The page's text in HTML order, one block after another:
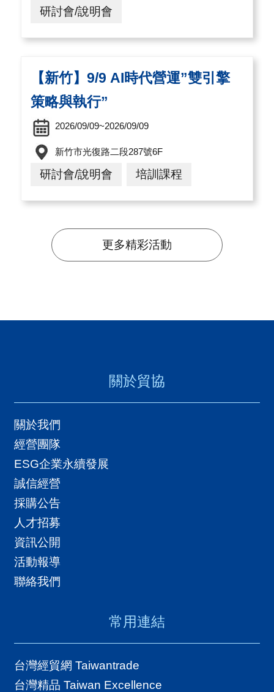
研討會/說明會
【新竹】9/9 AI時代營運”雙引擎
策略與執行”
2026/09/09~2026/09/09
新竹市光復路二段287號6F
研討會/說明會 培訓課程
更多精彩活動
關於貿協
關於我們
經營團隊
ESG企業永續發展
誠信經營
採購公告
人才招募
資訊公開
活動報導
聯絡我們
常用連結
台灣經貿網 Taiwantrade
台灣精品 Taiwan Excellence